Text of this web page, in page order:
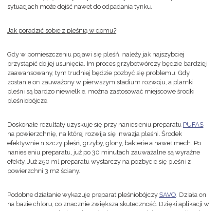
sytuacjach może dojść nawet do odpadania tynku.
Jak poradzić sobie z pleśnią w domu?
Gdy w pomieszczeniu pojawi się pleśń, należy jak najszybciej
przystąpić do jej usunięcia. Im proces grzybotwórczy będzie bardziej
zaawansowany, tym trudniej będzie pozbyć się problemu. Gdy
zostanie on zauważony w pierwszym stadium rozwoju, a plamki
pleśni są bardzo niewielkie, można zastosować miejscowe środki
pleśniobójcze.
Doskonałe rezultaty uzyskuje się przy naniesieniu preparatu PUFAS
na powierzchnię, na której rozwija się inwazja pleśni. Środek
efektywnie niszczy pleśń, grzyby, glony, bakterie a nawet mech. Po
naniesieniu preparatu, już po 30 minutach zauważalne są wyraźne
efekty. Już 250 ml preparatu wystarczy na pozbycie się pleśni z
powierzchni 3 m2 ściany.
Podobne działanie wykazuje preparat pleśniobójczy SAVO. Działa on
na bazie chloru, co znacznie zwiększa skuteczność. Dzięki aplikacji w